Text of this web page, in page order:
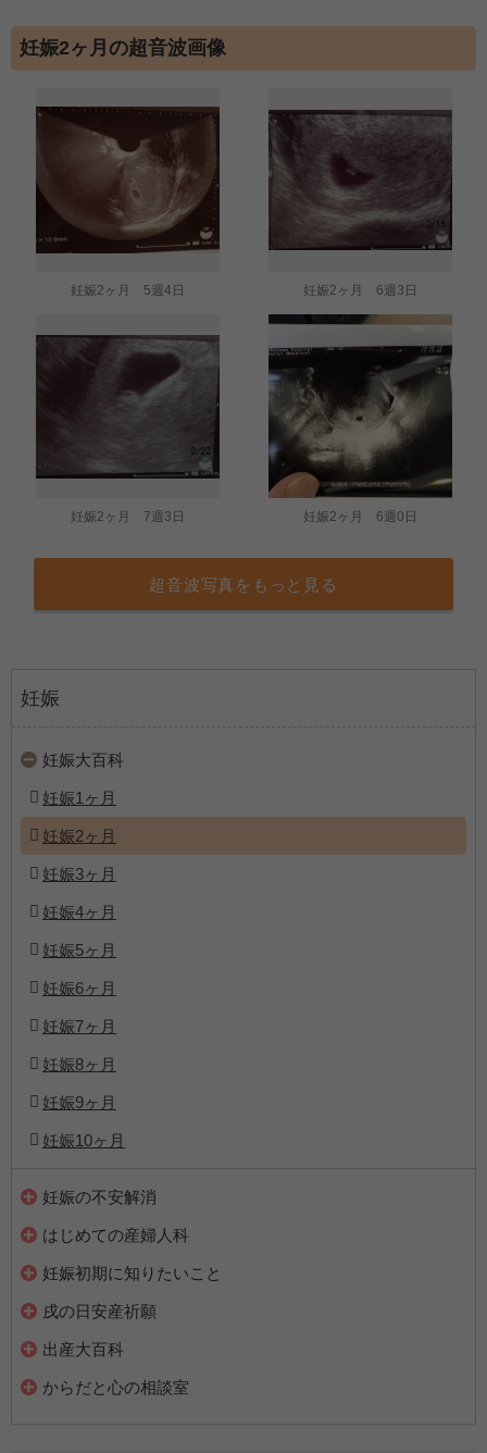
妊娠2ヶ月の超音波画像
妊娠2ヶ月 5週4日 妊娠2ヶ月 6週3日
妊娠2ヶ月 7週3日 妊娠2ヶ月 6週0日
超音波写真をもっと見る
妊娠
妊娠大百科
妊娠1ヶ月
妊娠2ヶ月
妊娠3ヶ月
妊娠4ヶ月
妊娠5ヶ月
妊娠6ヶ月
妊娠7ヶ月
妊娠8ヶ月
妊娠9ヶ月
妊娠10ヶ月
妊娠の不安解消
はじめての産婦人科
妊娠初期に知りたいこと
戌の日安産祈願
出産大百科
からだと心の相談室